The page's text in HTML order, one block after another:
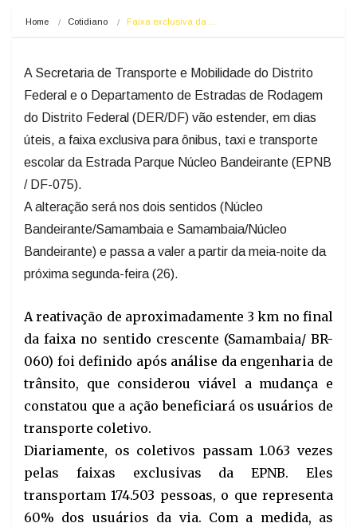
Home Cotidiano Faixa exclusiva da…
A Secretaria de Transporte e Mobilidade do Distrito
Federal e o Departamento de Estradas de Rodagem
do Distrito Federal (DER/DF) vão estender, em dias
úteis, a faixa exclusiva para ônibus, taxi e transporte
escolar da Estrada Parque Núcleo Bandeirante (EPNB
/ DF-075).
A alteração será nos dois sentidos (Núcleo
Bandeirante/Samambaia e Samambaia/Núcleo
Bandeirante) e passa a valer a partir da meia-noite da
próxima segunda-feira (26).
A reativação de aproximadamente 3 km no final
da faixa no sentido crescente (Samambaia/ BR-
060) foi definido após análise da engenharia de
trânsito, que considerou viável a mudança e
constatou que a ação beneficiará os usuários de
transporte coletivo.
Diariamente, os coletivos passam 1.063 vezes
pelas faixas exclusivas da EPNB. Eles
transportam 174.503 pessoas, o que representa
60% dos usuários da via. Com a medida, as